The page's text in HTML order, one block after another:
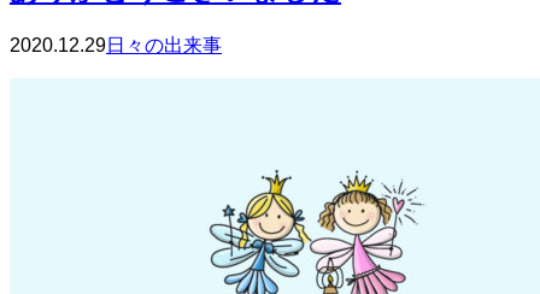
2020.12.29日々の出来事